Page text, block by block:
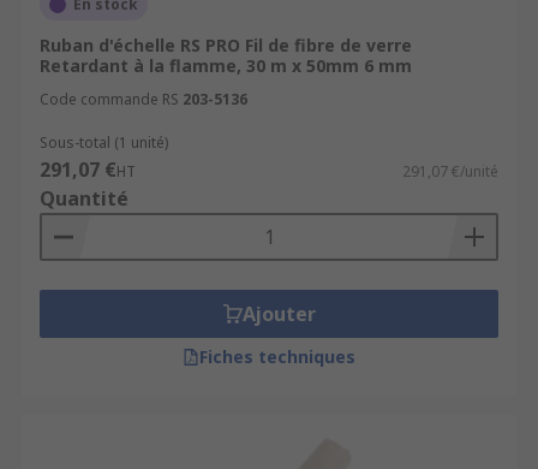
En stock
Ruban d'échelle RS PRO Fil de fibre de verre
Retardant à la flamme, 30 m x 50mm 6 mm
Code commande RS 203-5136
Sous-total (1 unité)
291,07 €HT 291,07 €/unité
Quantité
Ajouter
Fiches techniques